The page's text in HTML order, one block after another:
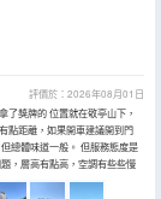
評價於：2026年08月01日
了獎牌的 位置就在敬亭山下，
點距離，如果開車建議開到門
總體味道一般。 但服務態度是
，層高有點高，空調有些些慢